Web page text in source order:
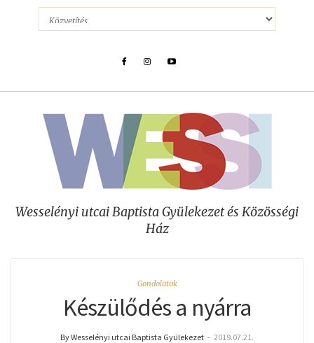
Wesselényi utcai Baptista Gyülekezet és Közösségi
Ház
Gondolatok
Készülődés a nyárra
By Wesselényi utcai Baptista Gyülekezet – 2019.07.21.